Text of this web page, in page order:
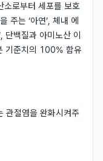
소로부터 세포를 보호
주는 ‘아연’, 체내 에
단백질과 아미노산 이
기준치의 100% 함유
관절염을 완화시켜주